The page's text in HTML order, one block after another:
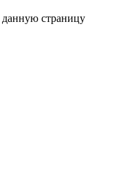
данную страницу